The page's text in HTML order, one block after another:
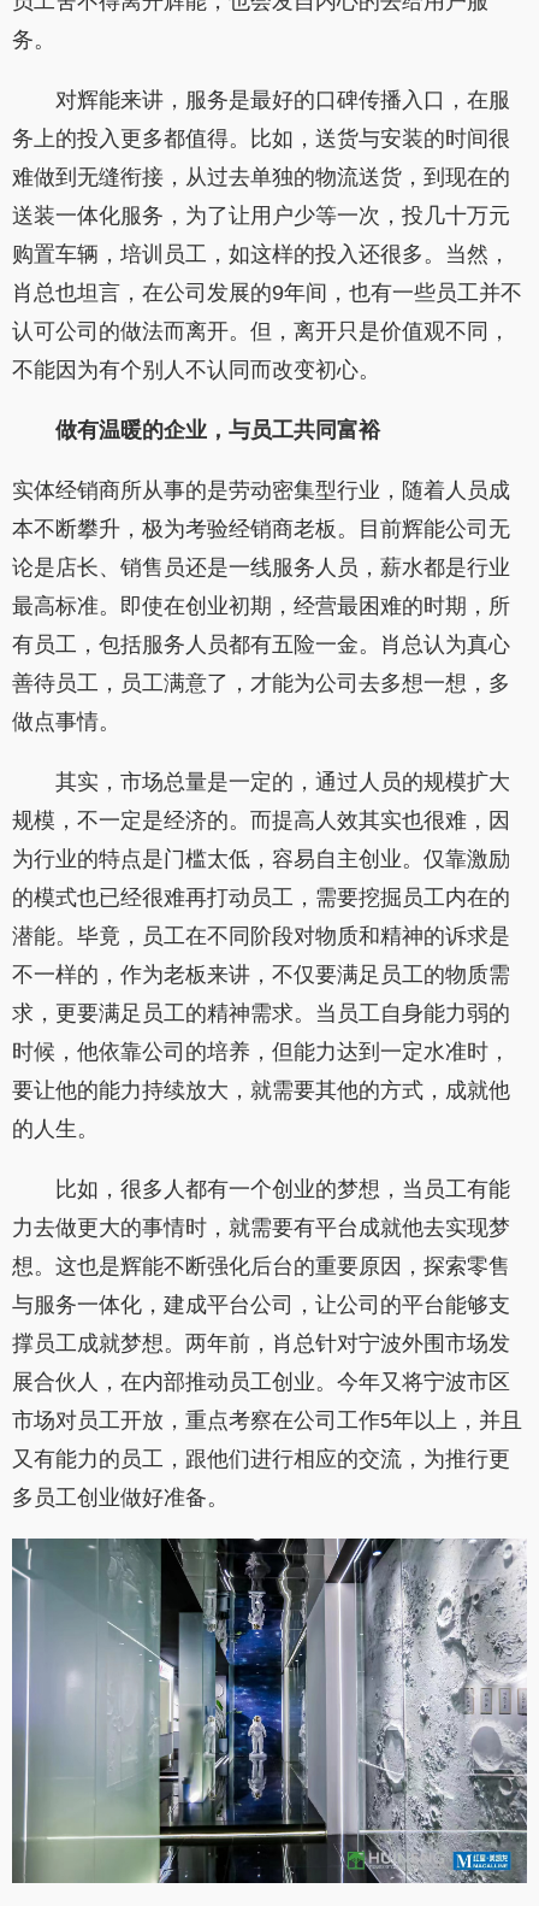
务。
对辉能来讲，服务是最好的口碑传播入口，在服
务上的投入更多都值得。比如，送货与安装的时间很
难做到无缝衔接，从过去单独的物流送货，到现在的
送装一体化服务，为了让用户少等一次，投几十万元
购置车辆，培训员工，如这样的投入还很多。当然，
肖总也坦言，在公司发展的9年间，也有一些员工并不
认可公司的做法而离开。但，离开只是价值观不同，
不能因为有个别人不认同而改变初心。
做有温暖的企业，与员工共同富裕
实体经销商所从事的是劳动密集型行业，随着人员成
本不断攀升，极为考验经销商老板。目前辉能公司无
论是店长、销售员还是一线服务人员，薪水都是行业
最高标准。即使在创业初期，经营最困难的时期，所
有员工，包括服务人员都有五险一金。肖总认为真心
善待员工，员工满意了，才能为公司去多想一想，多
做点事情。
其实，市场总量是一定的，通过人员的规模扩大
规模，不一定是经济的。而提高人效其实也很难，因
为行业的特点是门槛太低，容易自主创业。仅靠激励
的模式也已经很难再打动员工，需要挖掘员工内在的
潜能。毕竟，员工在不同阶段对物质和精神的诉求是
不一样的，作为老板来讲，不仅要满足员工的物质需
求，更要满足员工的精神需求。当员工自身能力弱的
时候，他依靠公司的培养，但能力达到一定水准时，
要让他的能力持续放大，就需要其他的方式，成就他
的人生。
比如，很多人都有一个创业的梦想，当员工有能
力去做更大的事情时，就需要有平台成就他去实现梦
想。这也是辉能不断强化后台的重要原因，探索零售
与服务一体化，建成平台公司，让公司的平台能够支
撑员工成就梦想。两年前，肖总针对宁波外围市场发
展合伙人，在内部推动员工创业。今年又将宁波市区
市场对员工开放，重点考察在公司工作5年以上，并且
又有能力的员工，跟他们进行相应的交流，为推行更
多员工创业做好准备。